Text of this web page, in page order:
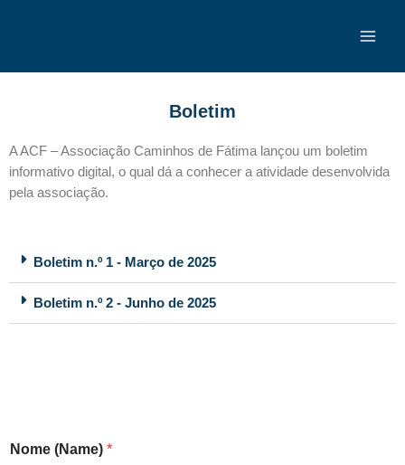
Boletim
A ACF – Associação Caminhos de Fátima lançou um boletim
informativo digital, o qual dá a conhecer a atividade desenvolvida
pela associação.
Boletim n.º 1 - Março de 2025
Boletim n.º 2 - Junho de 2025
Nome (Name) *